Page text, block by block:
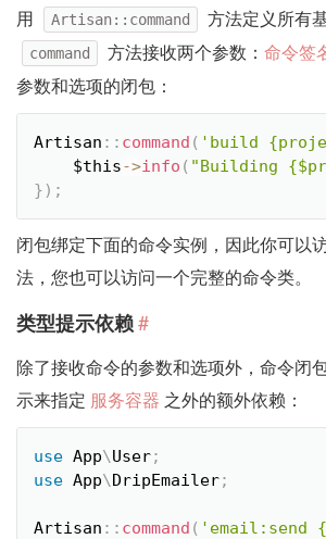
用
Artisan::command 方法定义所有
command 方法接收两个参数： 命令签
参数和选项的闭包：
Artisan :: command ( 'build
$this->info ( "Building
} ) ;
闭包绑定下面的命令实例，因此你可以
法，您也可以访问一个完整的命令类。
类型提示依赖#
除了接收命令的参数和选项外，命令闭
示来指定 服务容器 之外的额外依赖：
use App\User;
use App\DripEmailer;
Artisan :: command ( 'email:send